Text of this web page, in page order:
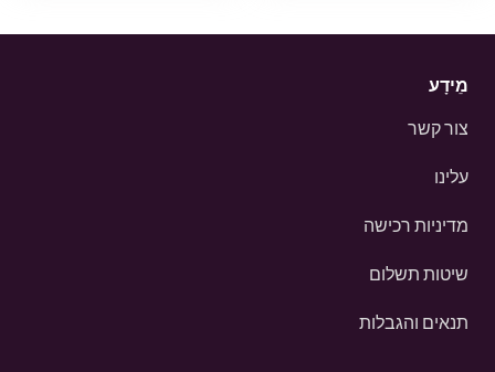
מֵידָע
צור קשר
עלינו
מדיניות רכישה
שיטות תשלום
תנאים והגבלות